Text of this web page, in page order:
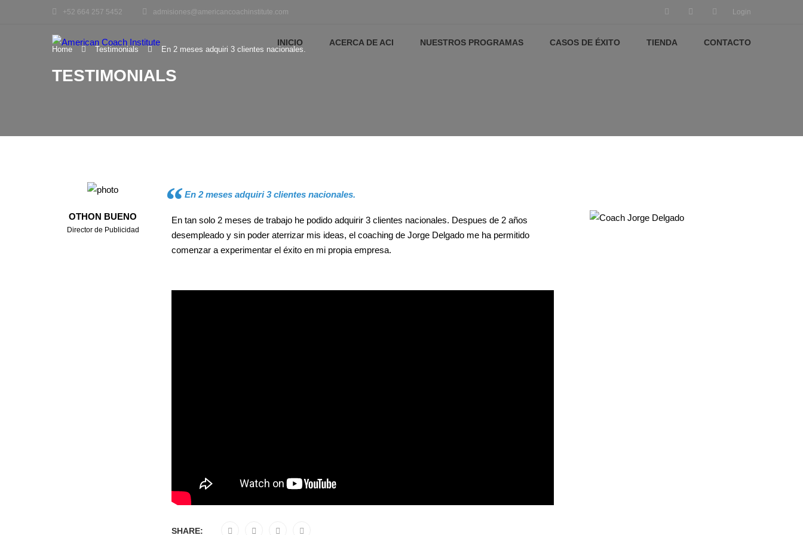
+52 664 257 5452 admisiones@americancoachinstitute.com Login
INICIO ACERCA DE ACI NUESTROS PROGRAMAS CASOS DE ÉXITO TIENDA CONTACTO
Home Testimonials En 2 meses adquiri 3 clientes nacionales.
TESTIMONIALS
OTHON BUENO
Director de Publicidad
En 2 meses adquiri 3 clientes nacionales.
En tan solo 2 meses de trabajo he podido adquirir 3 clientes nacionales. Despues de 2 años
desempleado y sin poder aterrizar mis ideas, el coaching de Jorge Delgado me ha permitido
comenzar a experimentar el éxito en mi propia empresa.
SHARE: